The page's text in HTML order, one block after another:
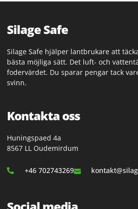
Silage Safe
Silage Safe hjälper lantbrukare att
bästa möjliga sätt. Det luft- och
fodervärdet. Du sparar pengar tack
svinn.
Kontakta oss
Huningspaed 4a
8567 LL Oudemirdum
+46 702743269